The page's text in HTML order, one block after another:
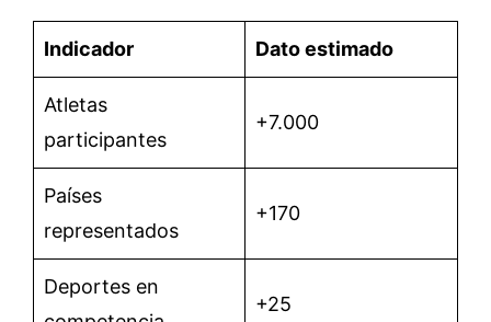
Indicador Dato estimado
Atletas
participantes
+7.000
Países
representados
+170
Deportes en
+25